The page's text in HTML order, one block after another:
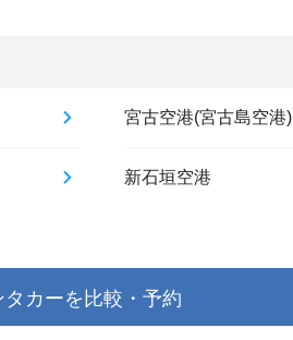
宮古空港(宮古島空港)
新石垣空港
カーを比較・予約